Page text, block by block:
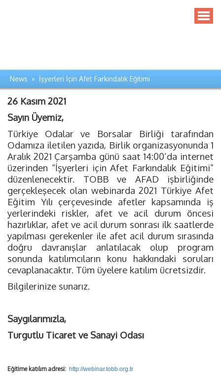
News » İşyerleri İçin Afet Farkındalık Eğitimi
26 Kasım 2021
Sayın Üyemiz,
Türkiye Odalar ve Borsalar Birliği tarafından
Odamıza iletilen yazıda, Birlik organizasyonunda 1
Aralık 2021 Çarşamba günü saat 14:00’da internet
üzerinden “İşyerleri için Afet Farkındalık Eğitimi”
düzenlenecektir. TOBB ve AFAD işbirliğinde
gerçekleşecek olan webinarda 2021 Türkiye Afet
Eğitim Yılı çerçevesinde afetler kapsamında iş
yerlerindeki riskler, afet ve acil durum öncesi
hazırlıklar, afet ve acil durum sonrası ilk saatlerde
yapılması gerekenler ile afet acil durum sırasında
doğru davranışlar anlatılacak olup program
sonunda katılımcıların konu hakkındaki soruları
cevaplanacaktır. Tüm üyelere katılım ücretsizdir.
Bilgilerinize sunarız.
Saygılarımızla,
Turgutlu Ticaret ve Sanayi Odası
Eğitime katılım adresi: http://webinar.tobb.org.tr